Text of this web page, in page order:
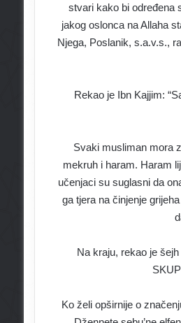
stvari kako bi određena
jakog oslonca na Allaha
Njega, Poslanik, s.a.v.s.,
Rekao je Ibn Kajjim:
Svaki musliman mora
mekruh i haram. Haram
učenjaci su suglasni da
ga tjera na činjenje
Na kraju, rekao je
Ko želi opširnije o